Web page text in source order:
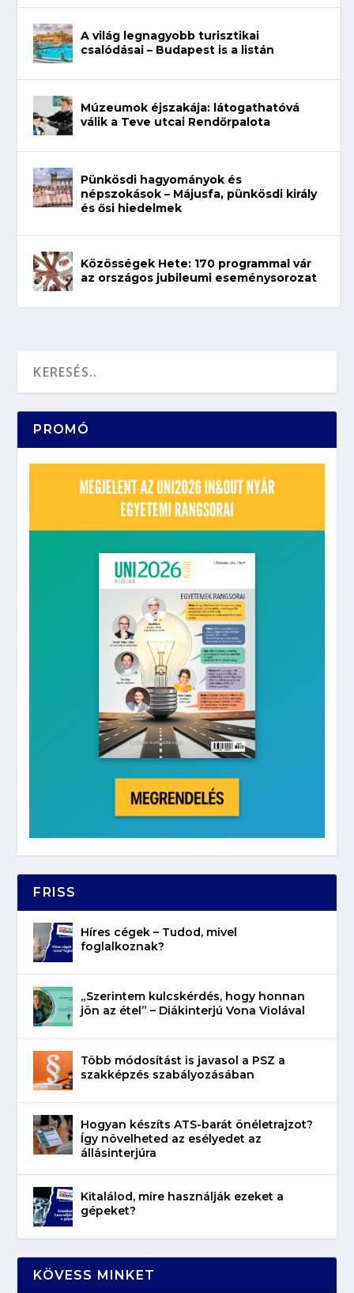
A világ legnagyobb turisztikai
csalódásai – Budapest is a listán
Múzeumok éjszakája: látogathatóvá
válik a Teve utcai Rendőrpalota
Pünkösdi hagyományok és
népszokások – Májusfa, pünkösdi király
és ősi hiedelmek
Közösségek Hete: 170 programmal vár
az országos jubileumi eseménysorozat
PROMÓ
FRISS
Híres cégek – Tudod, mivel
foglalkoznak?
„Szerintem kulcskérdés, hogy honnan
jön az étel” – Diákinterjú Vona Violával
Több módosítást is javasol a PSZ a
szakképzés szabályozásában
Hogyan készíts ATS-barát önéletrajzot?
Így növelheted az esélyedet az
állásinterjúra
Kitalálod, mire használják ezeket a
gépeket?
KÖVESS MINKET